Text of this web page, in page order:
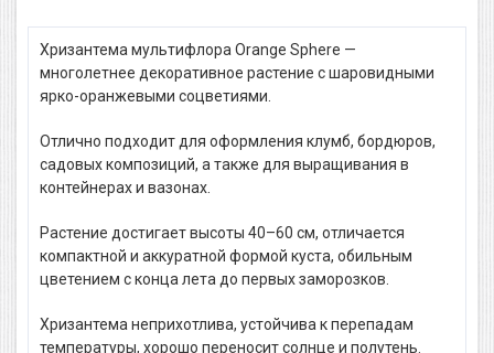
Хризантема мультифлора Orange Sphere —
многолетнее декоративное растение с шаровидными
ярко-оранжевыми соцветиями.
Отлично подходит для оформления клумб, бордюров,
садовых композиций, а также для выращивания в
контейнерах и вазонах.
Растение достигает высоты 40–60 см, отличается
компактной и аккуратной формой куста, обильным
цветением с конца лета до первых заморозков.
Хризантема неприхотлива, устойчива к перепадам
температуры, хорошо переносит солнце и полутень.